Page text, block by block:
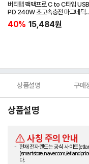
버티탭 팩맥프로 C to C타입
PD 240W 초고속충전 마그네틱
케이블 1m
40% 15,484원
상품설명 구매
상품설명
사칭 주의 안내
현재 전자랜드는 공식 사이트
(smartstore.naver.com/
다.